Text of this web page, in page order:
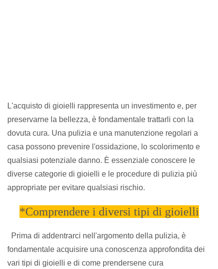
L'acquisto di gioielli rappresenta un investimento e, per
preservarne la bellezza, è fondamentale trattarli con la
dovuta cura. Una pulizia e una manutenzione regolari a
casa possono prevenire l'ossidazione, lo scolorimento e
qualsiasi potenziale danno. È essenziale conoscere le
diverse categorie di gioielli e le procedure di pulizia più
appropriate per evitare qualsiasi rischio.
*Comprendere i diversi tipi di gioielli
Prima di addentrarci nell'argomento della pulizia, è
fondamentale acquisire una conoscenza approfondita dei
vari tipi di gioielli e di come prendersene cura